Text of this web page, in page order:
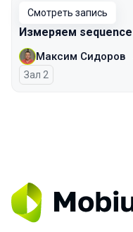
Смотреть запись
Измеряем sequence
Максим Сидоров
Зал 2